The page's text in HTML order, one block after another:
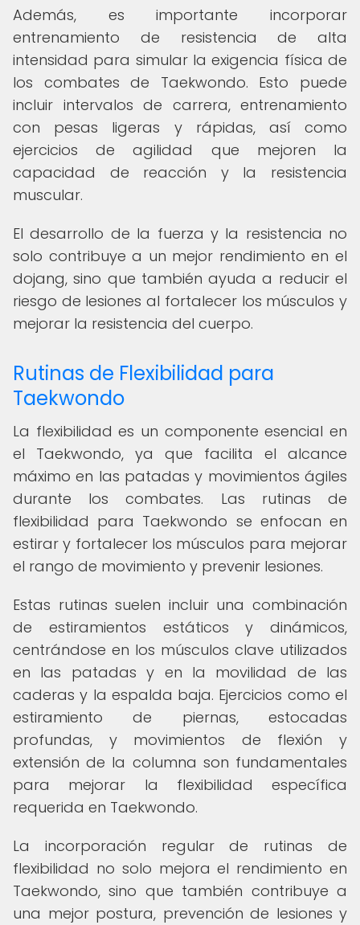
Además, es importante incorporar
entrenamiento de resistencia de alta
intensidad para simular la exigencia física de
los combates de Taekwondo. Esto puede
incluir intervalos de carrera, entrenamiento
con pesas ligeras y rápidas, así como
ejercicios de agilidad que mejoren la
capacidad de reacción y la resistencia
muscular.
El desarrollo de la fuerza y la resistencia no
solo contribuye a un mejor rendimiento en el
dojang, sino que también ayuda a reducir el
riesgo de lesiones al fortalecer los músculos y
mejorar la resistencia del cuerpo.
Rutinas de Flexibilidad para
Taekwondo
La flexibilidad es un componente esencial en
el Taekwondo, ya que facilita el alcance
máximo en las patadas y movimientos ágiles
durante los combates. Las rutinas de
flexibilidad para Taekwondo se enfocan en
estirar y fortalecer los músculos para mejorar
el rango de movimiento y prevenir lesiones.
Estas rutinas suelen incluir una combinación
de estiramientos estáticos y dinámicos,
centrándose en los músculos clave utilizados
en las patadas y en la movilidad de las
caderas y la espalda baja. Ejercicios como el
estiramiento de piernas, estocadas
profundas, y movimientos de flexión y
extensión de la columna son fundamentales
para mejorar la flexibilidad específica
requerida en Taekwondo.
La incorporación regular de rutinas de
flexibilidad no solo mejora el rendimiento en
Taekwondo, sino que también contribuye a
una mejor postura, prevención de lesiones y